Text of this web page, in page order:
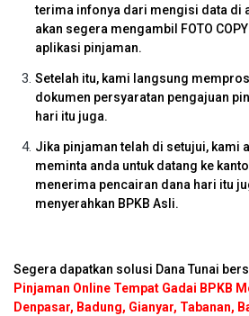
terima infonya dari mengisi data di
akan segera mengambil FOTO
aplikasi pinjaman.
Setelah itu, kami langsung
dokumen persyaratan pengajuan
hari itu juga.
Jika pinjaman telah di setujui, kami
meminta anda untuk datang ke
menerima pencairan dana hari itu
menyerahkan BPKB Asli.
Segera dapatkan solusi Dana Tunai
Pinjaman Online Tempat Gadai BPKB
Denpasar, Badung, Gianyar, Tabanan,